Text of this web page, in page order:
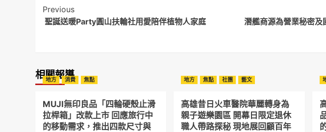
Post
Navigation
Previous
聖誕送暖Party圓山扶輪社用愛陪伴植物人家庭
潛艦商源為營業秘密
相關報導
地方 消費 焦點
MUJI無印良品「四輪硬殼止滑
拉桿箱」改款上市 回應旅行中
的移動需求，推出四款尺寸與
地方 焦點 社團 藝文
高雄昔日火車醫院華麗轉身為
親子遊樂園區 開幕日限定退休
職人帶路探秘 現地展回顧百年